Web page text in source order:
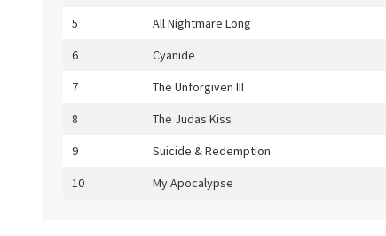
5
All Nightmare Long
6
Cyanide
7
The Unforgiven III
8
The Judas Kiss
9
Suicide & Redemption
10
My Apocalypse